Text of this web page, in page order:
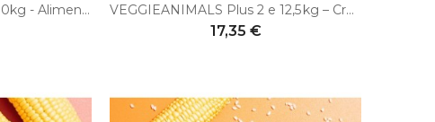
BENEVO Puppy 1,8kg e 10kg - Alimento vegano per cuccioli VEGGIEANIMALS Plus 2 e 12,5 kg – Crocchette naturali e vegane per cani – digestione e salute urinaria
17,35 €